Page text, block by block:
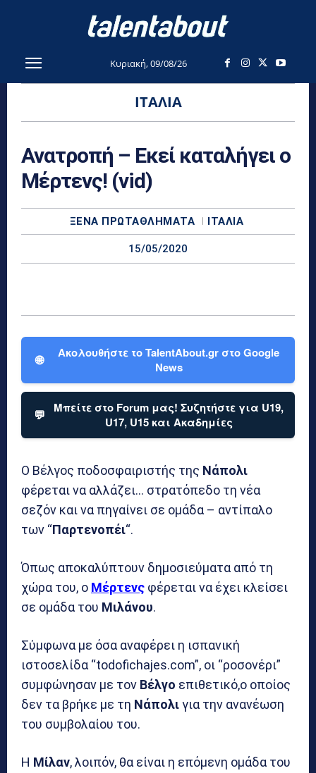
Κυριακή, 09/08/26
ΙΤΑΛΊΑ
Ανατροπή – Εκεί καταλήγει ο
Μέρτενς! (vid)
ΞΈΝΑ ΠΡΩΤΑΘΛΉΜΑΤΑ ΙΤΑΛΊΑ
15/05/2020
🌐
Ακολουθήστε το TalentAbout.gr στο Google
News
💬
Μπείτε στο Forum μας! Συζητήστε για U19,
U17, U15 και Ακαδημίες
Ο Βέλγος ποδοσφαιριστής της Νάπολι
φέρεται να αλλάζει… στρατόπεδο τη νέα
σεζόν και να πηγαίνει σε ομάδα – αντίπαλο
των “Παρτενοπέι“.
Όπως αποκαλύπτουν δημοσιεύματα από τη
χώρα του, ο Μέρτενς φέρεται να έχει κλείσει
σε ομάδα του Μιλάνου.
Σύμφωνα με όσα αναφέρει η ισπανική
ιστοσελίδα “todofichajes.com”, οι “ροσονέρι”
συμφώνησαν με τον Βέλγο επιθετικό,ο οποίος
δεν τα βρήκε με τη Νάπολιγια την ανανέωση
του συμβολαίου του.
Η Μίλαν, λοιπόν, θα είναι η επόμενη ομάδα του